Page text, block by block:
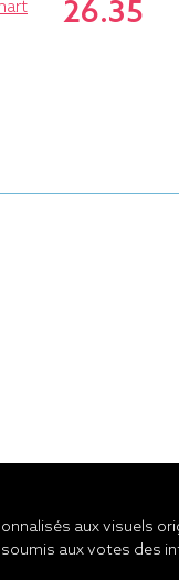
26.35
aux visuels
aux votes des